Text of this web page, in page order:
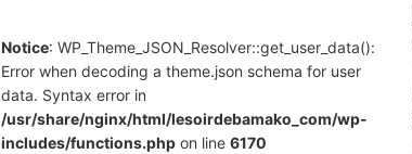
Notice: WP_Theme_JSON_Resolver::get_user_data():
Error when decoding a theme.json schema for user
data. Syntax error in
/usr/share/nginx/html/lesoirdebamako_com/wp-
includes/functions.php on line 6170